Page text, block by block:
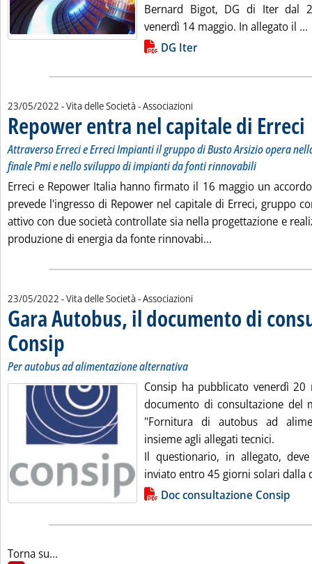
Bernard Bigot, DG di Iter dal
venerdì 14 maggio. In allegato il ...
Lista allegati PDF alla notizia
DG Iter
23/05/2022 - Vita delle Società - Associazioni
Repower entra nel capitale di Erreci
Attraverso Erreci e Erreci Impianti il gruppo di Busto Arsizio opera
finale Pmi e nello sviluppo di impianti da fonti rinnovabili
Erreci e Repower Italia hanno firmato il 16 maggio un
prevede l'ingresso di Repower nel capitale di Erreci, gruppo
attivo con due società controllate sia nella progettazione e
produzione di energia da fonte rinnovabi...
23/05/2022 - Vita delle Società - Associazioni
Gara Autobus, il documento di
Consip
Per autobus ad alimentazione alternativa
Consip ha pubblicato venerdì
documento di consultazione del
"Fornitura di autobus ad
insieme agli allegati tecnici.
Il questionario, in allegato,
inviato entro 45 giorni solari dalla
Lista allegati PDF alla notiziaDoc consultazione Consip
Torna su...